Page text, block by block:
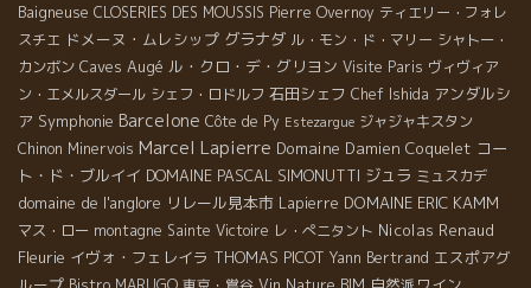
Baigneuse CLOSERIES DES MOUSSIS Pierre Overnoy ティエリー・フォレ
スチエ ドメーヌ・ムレシップ グラナダ ル・モン・ド・マリー シャトー・
カンボン Caves Augé ル・クロ・デ・グリヨン Visite Paris ヴィヴィア
ン・エメルスダール シェフ・ロドルフ 石田シェフ Chef Ishida アンダルシ
ア Symphonie Barcelone Côte de Py Estezargue ジャジャキスタン
Chinon Minervois Marcel Lapierre Domaine Damien Coquelet コー
ト・ド・ブルイイ DOMAINE PASCAL SIMONUTTI ジュラ ミュスカデ
domaine de l'anglore リレール見本市 Lapierre DOMAINE ERIC KAMM
マス・ロー montagne Sainte Victoire レ・ぺニタント Nicolas Renaud
Fleurie イヴォ・フェレイラ THOMAS PICOT Yann Bertrand エスポアグ